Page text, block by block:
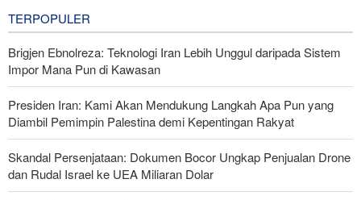
TERPOPULER
Brigjen Ebnolreza: Teknologi Iran Lebih Unggul daripada Sistem
Impor Mana Pun di Kawasan
Presiden Iran: Kami Akan Mendukung Langkah Apa Pun yang
Diambil Pemimpin Palestina demi Kepentingan Rakyat
Skandal Persenjataan: Dokumen Bocor Ungkap Penjualan Drone
dan Rudal Israel ke UEA Miliaran Dolar